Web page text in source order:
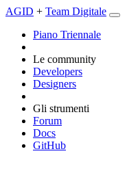
AGID + Team Digitale
Piano Triennale
Le community
Developers
Designers
Gli strumenti
Forum
Docs
GitHub